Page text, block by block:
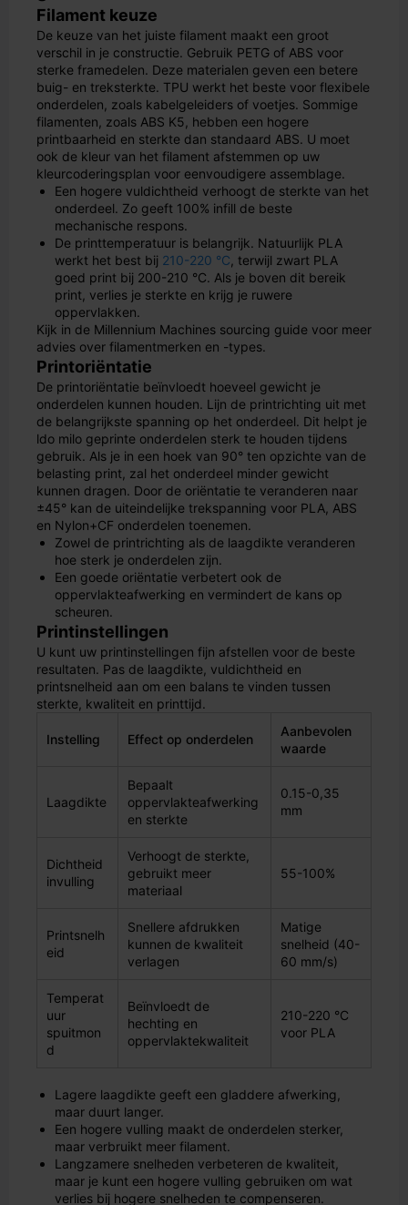
Filament keuze
De keuze van het juiste filament maakt een groot
verschil in je constructie. Gebruik PETG of ABS voor
sterke framedelen. Deze materialen geven een betere
buig- en treksterkte. TPU werkt het beste voor flexibele
onderdelen, zoals kabelgeleiders of voetjes. Sommige
filamenten, zoals ABS K5, hebben een hogere
printbaarheid en sterkte dan standaard ABS. U moet
ook de kleur van het filament afstemmen op uw
kleurcoderingsplan voor eenvoudigere assemblage.
Een hogere vuldichtheid verhoogt de sterkte van het
onderdeel. Zo geeft 100% infill de beste
mechanische respons.
De printtemperatuur is belangrijk. Natuurlijk PLA
werkt het best bij 210-220 °C , terwijl zwart PLA
goed print bij 200-210 °C. Als je boven dit bereik
print, verlies je sterkte en krijg je ruwere
oppervlakken.
Kijk in de Millennium Machines sourcing guide voor meer
advies over filamentmerken en -types.
Printoriëntatie
De printoriëntatie beïnvloedt hoeveel gewicht je
onderdelen kunnen houden. Lijn de printrichting uit met
de belangrijkste spanning op het onderdeel. Dit helpt je
ldo milo geprinte onderdelen sterk te houden tijdens
gebruik. Als je in een hoek van 90° ten opzichte van de
belasting print, zal het onderdeel minder gewicht
kunnen dragen. Door de oriëntatie te veranderen naar
±45° kan de uiteindelijke trekspanning voor PLA, ABS
en Nylon+CF onderdelen toenemen.
Zowel de printrichting als de laagdikte veranderen
hoe sterk je onderdelen zijn.
Een goede oriëntatie verbetert ook de
oppervlakteafwerking en vermindert de kans op
scheuren.
Printinstellingen
U kunt uw printinstellingen fijn afstellen voor de beste
resultaten. Pas de laagdikte, vuldichtheid en
printsnelheid aan om een balans te vinden tussen
sterkte, kwaliteit en printtijd.
Instelling Effect op onderdelen
Aanbevolen
waarde
Laagdikte
Bepaalt
oppervlakteafwerking
en sterkte
0.15-0,35
mm
Dichtheid
invulling
Verhoogt de sterkte,
gebruikt meer
materiaal
55-100%
Printsnelh
eid
Snellere afdrukken
kunnen de kwaliteit
verlagen
Matige
snelheid (40-
60 mm/s)
Temperat
uur
spuitmon
d
Beïnvloedt de
hechting en
oppervlaktekwaliteit
210-220 °C
voor PLA
Lagere laagdikte geeft een gladdere afwerking,
maar duurt langer.
Een hogere vulling maakt de onderdelen sterker,
maar verbruikt meer filament.
Langzamere snelheden verbeteren de kwaliteit,
maar je kunt een hogere vulling gebruiken om wat
verlies bij hogere snelheden te compenseren.